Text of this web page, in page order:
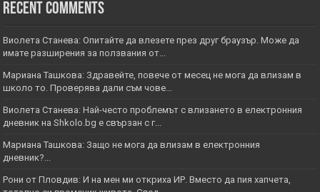
Recent Comments
Виолета Станева: Опитайте да влезете през друг браузър. Може да
имате разширения за ползвания от...
Мариана Ташкова: Здравейте, повече от месец не мога да влизам в
школо то. Проверява дали съм чове...
Виолета Станева: Най-често проблемът с влизането в електронния
дневник на Shkolo.bg е свързан с г...
Мариана Ташкова: Защо не мога да влизам в електронния
дневник?...
Рони от Пловдив: И на мен ми откриха ИР. Вместо да пия хапчета,